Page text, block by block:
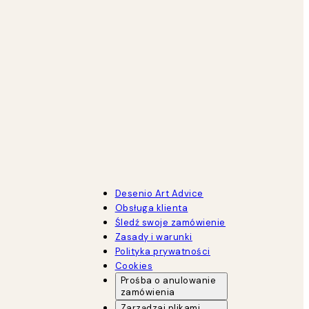
Desenio Art Advice
Obsługa klienta
Śledź swoje zamówienie
Zasady i warunki
Polityka prywatności
Cookies
Prośba o anulowanie
zamówienia